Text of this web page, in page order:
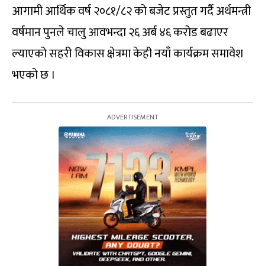
आगामी आर्थिक वर्ष २०८१/८२ को बजेट प्रस्तुत गर्दै अर्थमन्त्री
वर्षमान पुनले चालु आवभन्दा २६ अर्ब ४६ करोड बढाएर
ल्याएको सहरी विकास क्षेत्रमा केही नयाँ कार्यक्रम समावेश
भएको छ ।